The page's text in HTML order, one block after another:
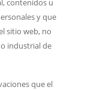
contenidos u
y que
sitio web, no
industrial de
que el